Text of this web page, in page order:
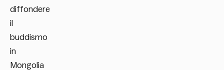
diffondere
il
buddismo
in
Mongolia